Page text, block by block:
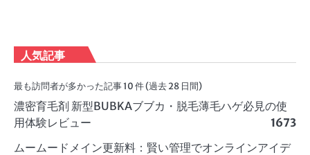
人気記事
最も訪問者が多かった記事 10 件 (過去 28 日間)
濃密育毛剤 新型BUBKAブブカ・脱毛薄毛ハゲ必見の使
用体験レビュー
1673
ムームードメイン更新料：賢い管理でオンラインアイデ